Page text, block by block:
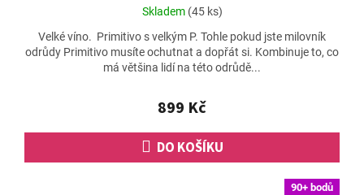
Průměrné
produktu
je
5,0
5
hvězdiček.
Skladem (45 ks)
899 Kč
DO KOŠÍKU
Velké víno. Primitivo s velkým P. Tohle pokud jste milovník
odrůdy Primitivo musíte ochutnat a dopřát si. Kombinuje to, co
má většina lidí na této odrůdě...
90+ bodů